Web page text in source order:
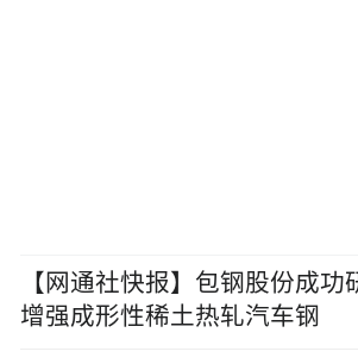
【网通社快报】包钢股份成功
增强成形性稀土热轧汽车钢